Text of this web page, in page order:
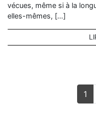
vécues, même si à la
elles-mêmes, […]
1